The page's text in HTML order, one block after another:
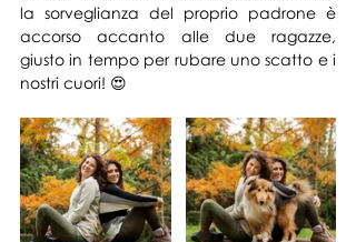
la sorveglianza del proprio padrone è
accorso accanto alle due ragazze,
giusto in tempo per rubare uno scatto e i
nostri cuori! 😍